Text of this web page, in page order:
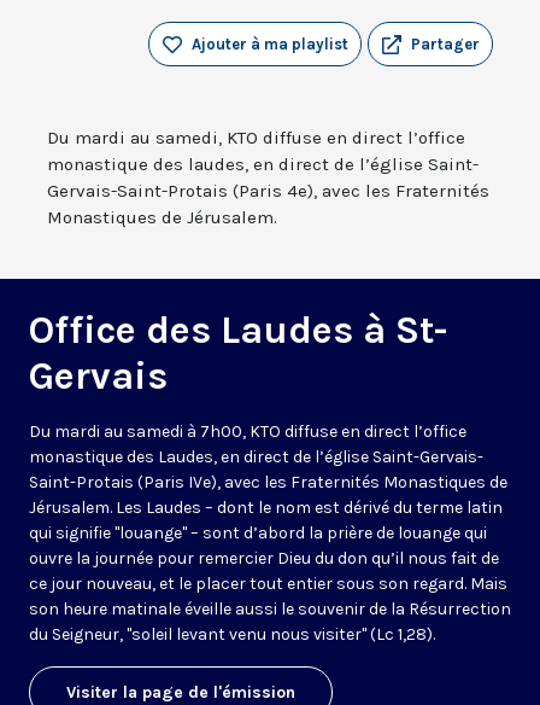
Partager
Ajouter à ma playlist
Du mardi au samedi, KTO diffuse en direct l’office
monastique des laudes, en direct de l’église Saint-
Gervais-Saint-Protais (Paris 4e), avec les Fraternités
Monastiques de Jérusalem.
Office des Laudes à St-
Gervais
Du mardi au samedi à 7h00, KTO diffuse en direct l’office
monastique des Laudes, en direct de l’église Saint-Gervais-
Saint-Protais (Paris IVe), avec les Fraternités Monastiques de
Jérusalem. Les Laudes – dont le nom est dérivé du terme latin
qui signifie "louange" – sont d’abord la prière de louange qui
ouvre la journée pour remercier Dieu du don qu’il nous fait de
ce jour nouveau, et le placer tout entier sous son regard. Mais
son heure matinale éveille aussi le souvenir de la Résurrection
du Seigneur, "soleil levant venu nous visiter" (Lc 1,28).
Visiter la page de l'émission